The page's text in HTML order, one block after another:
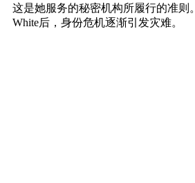
这是她服务的秘密机构所履行的准则
White后，身份危机逐渐引发灾难。